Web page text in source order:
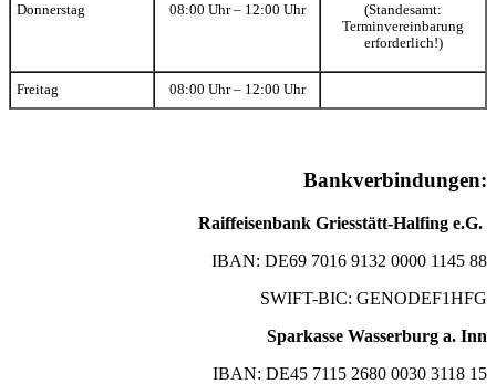
Donnerstag 08:00 Uhr – 12:00 Uhr
(Standesamt:
Terminvereinbarung
erforderlich!)
Freitag 08:00 Uhr – 12:00 Uhr
Bankverbindungen:
Raiffeisenbank Griesstätt-Halfing e.G.
IBAN: DE69 7016 9132 0000 1145 88
SWIFT-BIC: GENODEF1HFG
Sparkasse Wasserburg a. Inn
IBAN: DE45 7115 2680 0030 3118 15